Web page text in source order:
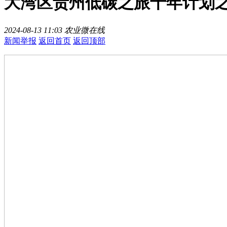
2024-08-13 11:03 农业微在线
新闻举报 返回首页 返回顶部